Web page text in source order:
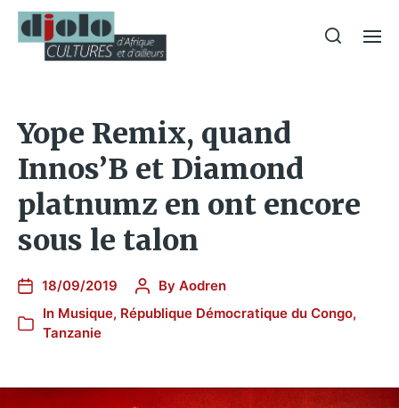
Yope Remix, quand
Innos’B et Diamond
platnumz en ont encore
sous le talon
18/09/2019 By Aodren
In Musique, République Démocratique du Congo,
Tanzanie